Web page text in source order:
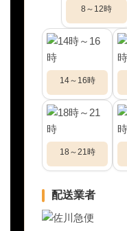
8～12時
14～16時
18～21時
配送業者